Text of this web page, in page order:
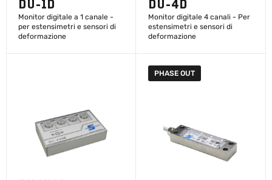
DU-1D
Monitor digitale a 1 canale -
per estensimetri e sensori di
deformazione
DU-4D
Monitor digitale 4 canali - Per
estensimetri e sensori di
deformazione
SCOPRI DI PIÙ
PHASE OUT